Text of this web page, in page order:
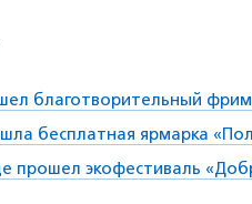
благотворительный
бесплатная ярмарка
прошел экофестиваль